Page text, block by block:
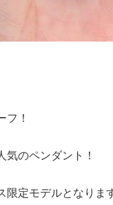
フ！
気のペンダント！
限定モデルとなりま